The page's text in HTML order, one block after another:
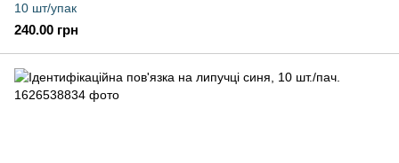
10 шт/упак
240.00 грн